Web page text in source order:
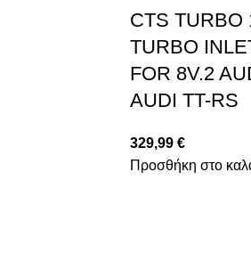
CTS TURBO
TURBO
FOR 8V.2
AUDI TT-RS
329,99 €
Προσθήκη στο